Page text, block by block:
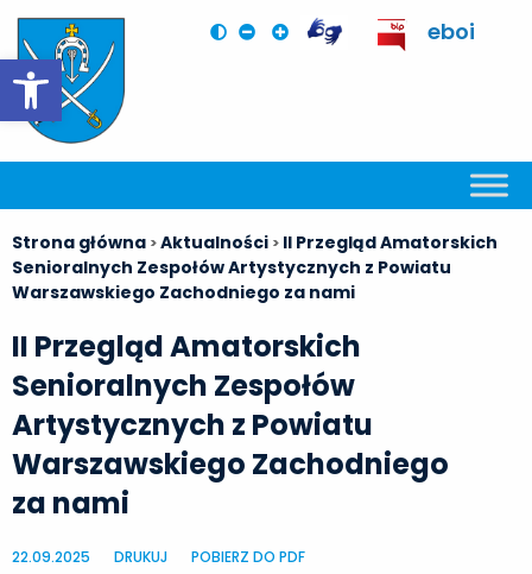
Otwórz pasek narzędzi
eboi
Strona główna >Aktualności > II Przegląd Amatorskich
Senioralnych Zespołów Artystycznych z Powiatu
Warszawskiego Zachodniego za nami
II Przegląd Amatorskich
Senioralnych Zespołów
Artystycznych z Powiatu
Warszawskiego Zachodniego
za nami
22.09.2025 DRUKUJ POBIERZ DO PDF